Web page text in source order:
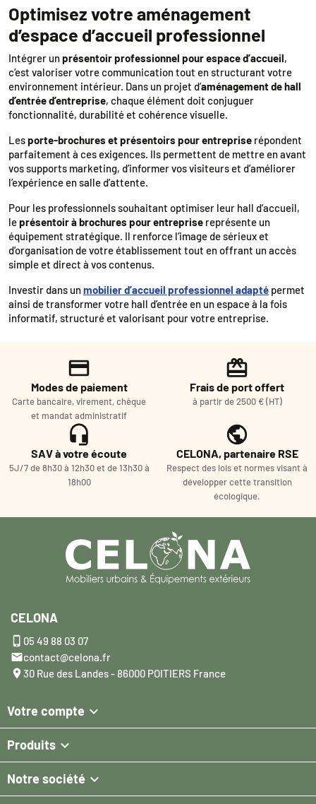
Optimisez votre aménagement
d’espace d’accueil professionnel
Intégrer unprésentoir professionnel pour espace d’accueil,
c’est valoriser votre communication tout en structurant votre
environnement intérieur. Dans un projet d’aménagement de hall
d’entrée d’entreprise, chaque élément doit conjuguer
fonctionnalité, durabilité et cohérence visuelle.
Lesporte-brochures et présentoirs pour entreprise répondent
parfaitement à ces exigences. Ils permettent de mettre en avant
vos supports marketing, d’informer vos visiteurs et d’améliorer
l’expérience en salle d’attente.
Pour les professionnels souhaitant optimiser leur hall d’accueil,
leprésentoir à brochures pour entreprise représente un
équipement stratégique. Il renforce l’image de sérieux et
d’organisation de votre établissement tout en offrant un accès
simple et direct à vos contenus.
Investir dans unmobilier d’accueil professionnel adapté permet
ainsi de transformer votre hall d’entrée en un espace à la fois
informatif, structuré et valorisant pour votre entreprise.
Modes de paiement
Carte bancaire, virement, chèque
et mandat administratif
Frais de port offert
à partir de 2500 € (HT)
SAV à votre écoute
5J/7 de 8h30 à 12h30 et de 13h30 à
18h00
CELONA, partenaire RSE
Respect des lois et normes visant à
développer cette transition
écologique.
CELONA
 05 49 88 03 07
contact@celona.fr
30 Rue des Landes - 86000 POITIERS France
Votre compte 
Produits 
Notre société 